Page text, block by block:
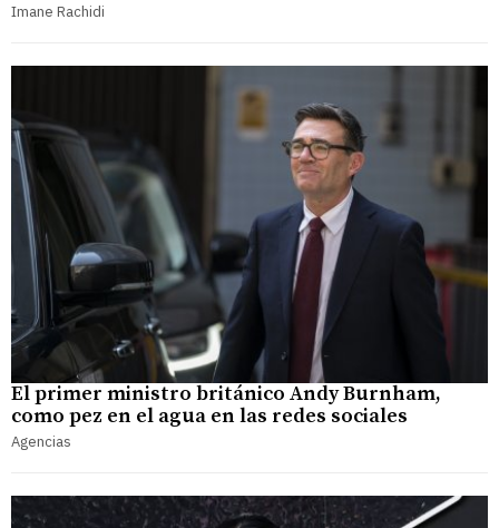
Imane Rachidi
El primer ministro británico Andy Burnham,
como pez en el agua en las redes sociales
Agencias